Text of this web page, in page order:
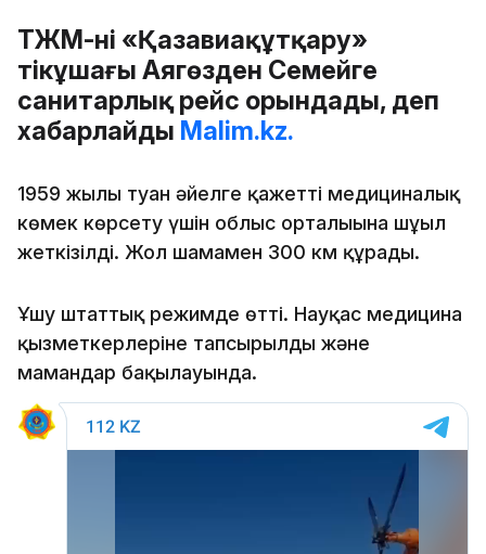
ТЖМ-нің «Қазавиақұтқару»
тікұшағы Аягөзден Семейге
санитарлық рейс орындады, деп
хабарлайды Malim.kz.
1959 жылы туған әйелге қажетті медициналық
көмек көрсету үшін облыс орталығына шұғыл
жеткізілді. Жол шамамен 300 км құрады.
Ұшу штаттық режимде өтті. Науқас медицина
қызметкерлеріне тапсырылды және
мамандар бақылауында.